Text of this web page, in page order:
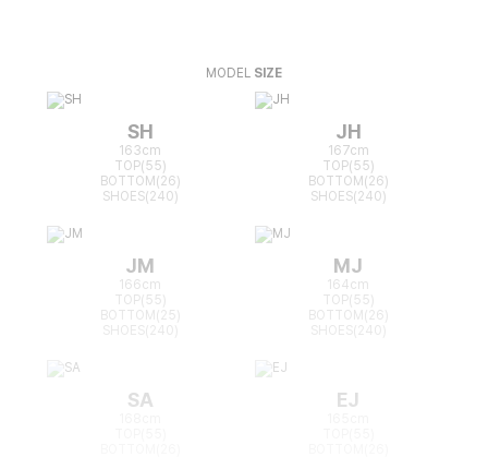
MODEL SIZE
SH
163cm
TOP(55)
BOTTOM(26)
SHOES(240)
JH
167cm
TOP(55)
BOTTOM(26)
SHOES(240)
JM
166cm
TOP(55)
BOTTOM(25)
MJ
164cm
TOP(55)
BOTTOM(26)
SA EJ